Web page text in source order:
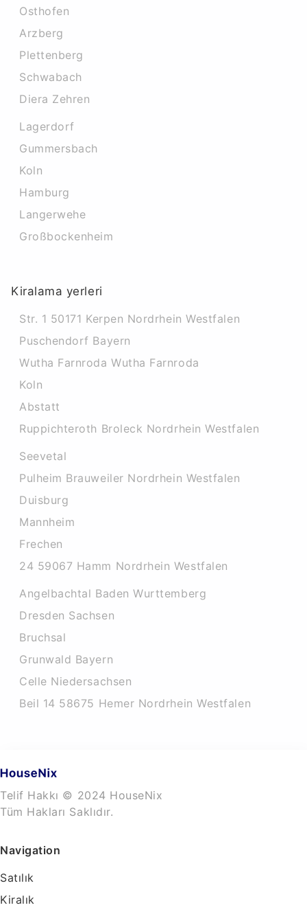
Osthofen
Arzberg
Plettenberg
Schwabach
Diera Zehren
Lagerdorf
Gummersbach
Koln
Hamburg
Langerwehe
Großbockenheim
Kiralama yerleri
Str. 1 50171 Kerpen Nordrhein Westfalen
Puschendorf Bayern
Wutha Farnroda Wutha Farnroda
Koln
Abstatt
Ruppichteroth Broleck Nordrhein Westfalen
Seevetal
Pulheim Brauweiler Nordrhein Westfalen
Duisburg
Mannheim
Frechen
24 59067 Hamm Nordrhein Westfalen
Angelbachtal Baden Wurttemberg
Dresden Sachsen
Bruchsal
Grunwald Bayern
Celle Niedersachsen
Beil 14 58675 Hemer Nordrhein Westfalen
Telif Hakkı © 2024 HouseNix
Tüm Hakları Saklıdır.
Navigation
Satılık
Kiralık